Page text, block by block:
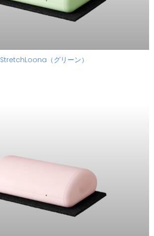
StretchLoona（グリーン）